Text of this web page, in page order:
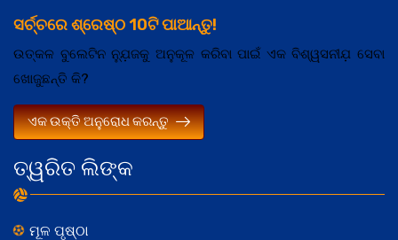
ତ୍ୱରିତ ଲିଙ୍କ
ମୂଳ ପୃଷ୍ଠା
ସର୍ଚ୍ଚରେ ଶ୍ରେଷ୍ଠ 10ଟି ପାଆନ୍ତୁ!
ଉତ୍କଳ ବୁଲେଟିନ ନ୍ଯ଼ୁଜକୁ ଅନୁକୂଳ କରିବା ପାଇଁ ଏକ ବିଶ୍ୱସନୀଯ଼ ସେବା
ଖୋଜୁଛନ୍ତି କି?
ଏକ ଉକ୍ତି ଅନୁରୋଧ କରନ୍ତୁ